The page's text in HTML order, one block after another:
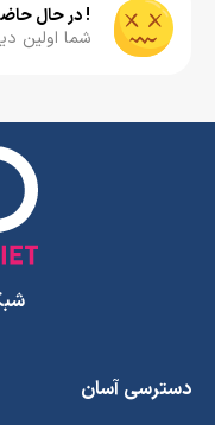
! در حال
شما اولین
دسترسی آسان